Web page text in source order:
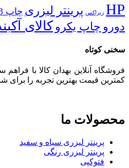
HP زیراکس پرینتر لیزری چاپ A3
دورو چاپ یکرو کالای
سخنی کوتاه
فروشگاه آنلاین بهدان کالا با
کمترین قیمت بهترین تجربه را برای
محصولات ما
پرینتر لیزری سیاه و سفید
پرینتر لیزری رنگی
فتوکپی